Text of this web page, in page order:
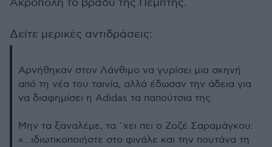
Δείτε μερικές αντιδράσεις:
Αρνήθηκαν στον Λάνθιμο να γυρίσει μια σκηνή
από τη νέα του ταινία, αλλά έδωσαν την άδεια για
να διαφημίσει η Adidas τα παπούτσια της.
Μην τα ξαναλέμε, τα ΄χει πει ο Ζοζέ Σαραμάγκου:
«…ιδιωτικοποιήστε στο φινάλε και την πουτάνα τη